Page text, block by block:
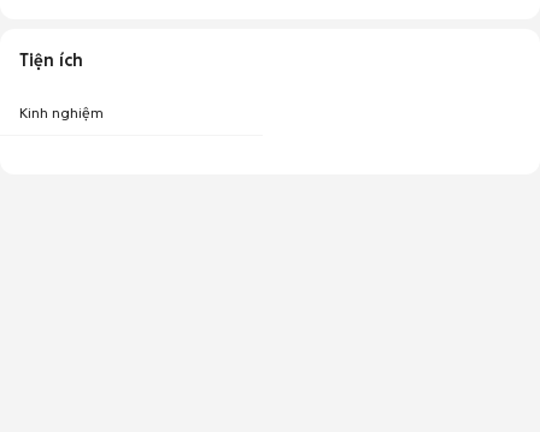
Tiện ích
Kinh nghiệm